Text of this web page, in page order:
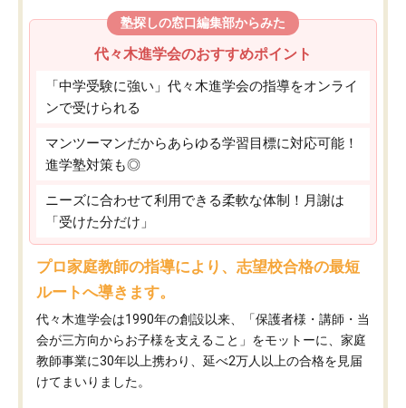
塾探しの窓口編集部からみた
代々木進学会のおすすめポイント
「中学受験に強い」代々木進学会の指導をオンライ
ンで受けられる
マンツーマンだからあらゆる学習目標に対応可能！
進学塾対策も◎
ニーズに合わせて利用できる柔軟な体制！月謝は
「受けた分だけ」
プロ家庭教師の指導により、志望校合格の最短
ルートへ導きます。
代々木進学会は1990年の創設以来、「保護者様・講師・当
会が三方向からお子様を支えること」をモットーに、家庭
教師事業に30年以上携わり、延べ2万人以上の合格を見届
けてまいりました。